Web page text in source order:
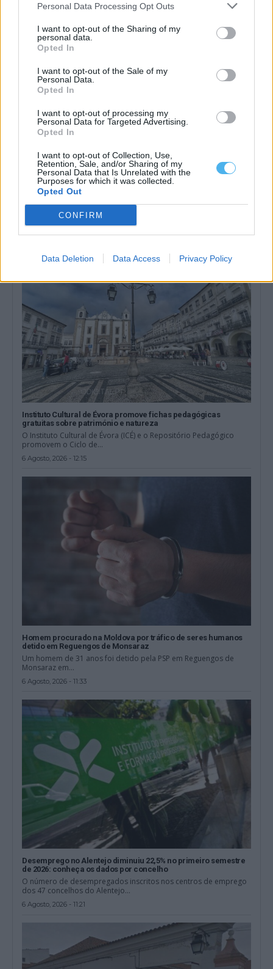
Personal Data Processing Opt Outs
I want to opt-out of the Sharing of my
personal data.
Opted In
I want to opt-out of the Sale of my
Personal Data.
Opted In
I want to opt-out of processing my
Personal Data for Targeted Advertising.
Opted In
I want to opt-out of Collection, Use,
Retention, Sale, and/or Sharing of my
Personal Data that Is Unrelated with the
Purposes for which it was collected.
Opted Out
CONFIRM
Data Deletion Data Access Privacy Policy
6 Agosto, 2026 - 14:51
Noites do Jardim 2026 levam espetáculos a Mourão, Luz e
As Noites do Jardim regressam em agosto ao concelho de
Mourão, com quatro espetáculos...
6 Agosto, 2026 - 14:24
Instituto Cultural de Évora promove fichas pedagógicas
gratuitas sobre património e natureza
O Instituto Cultural de Évora (ICÉ) e o Repositório Pedagógico
promovem o Ciclo de...
6 Agosto, 2026 - 12:15
Homem procurado na Moldova por tráfico de seres humanos
detido em Reguengos de Monsaraz
Um homem de 31 anos foi detido pela PSP em Reguengos de
Monsaraz em...
6 Agosto, 2026 - 11:33
Desemprego no Alentejo diminuiu 22,5% no primeiro semestre
de 2026: conheça os dados por concelho
O número de desempregados inscritos nos centros de emprego
dos 47 concelhos do Alentejo...
6 Agosto, 2026 - 11:21